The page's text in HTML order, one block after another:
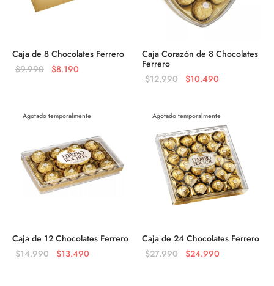
Caja de 8 Chocolates Ferrero
$9.990
El
era:
$8.190
es:
Caja Corazón de 8 Chocolates
Ferrero
$12.990
El precio
$12.990.
$10.490
Agotado temporalmente
Caja de 12 Chocolates Ferrero
$14.990
El precio
$13.490
Agotado temporalmente
Caja de 24 Chocolates Ferrero
$27.990
El precio
$24.990